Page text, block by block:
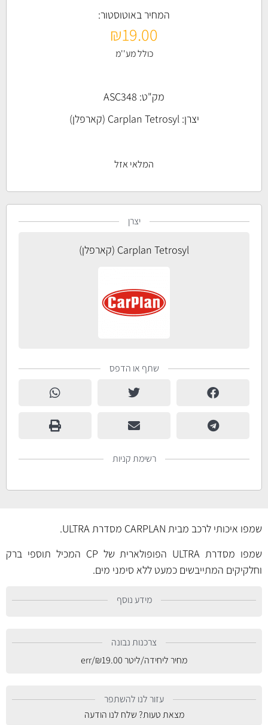
המחיר באוטוסטור:
₪19.00
כולל מע''מ
מק"ט: ASC348
יצרן:Carplan Tetrosyl (קארפלן)
המלאי אזל
יצרן
Carplan Tetrosyl (קארפלן)
שתף או הדפס
רשימת קניות
שמפו איכותי לרכב מבית CARPLAN מסדרת ULTRA.
שמפו מסדרת ULTRA הפופולארית של CP המכיל תוספי ברק
וחלקיקים המתייבשים כמעט ללא סימני מים.
מידע נוסף
צרכנות נבונה
מחיר ליחידה/ליטר
₪19.00
/err
עזור לנו להשתפר
מצאת טעות? שלח לנו הודעה